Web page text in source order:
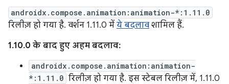
androidx.compose.animation:animation-*:1.11.0
रिलीज़ हो गया है. वर्शन 1.11.0 में ये बदलाव शामिल हैं.
1.10.0 के बाद हुए अहम बदलाव:
androidx.compose.animation:animation-
*:1.11.0 रिलीज़ हो गया है. इस स्टेबल रिलीज़ में, 1.11.0